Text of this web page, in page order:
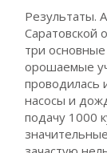
Результаты.
Саратовской
три
орошаемые
проводилась
насосы и
подачу 1000